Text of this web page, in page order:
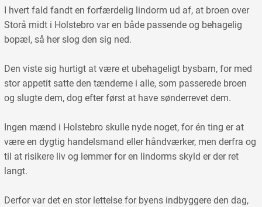
I hvert fald fandt en forfærdelig lindorm ud af, at broen over
Storå midt i Holstebro var en både passende og behagelig
bopæl, så her slog den sig ned.
Den viste sig hurtigt at være et ubehageligt bysbarn, for med
stor appetit satte den tænderne i alle, som passerede broen
og slugte dem, dog efter først at have sønderrevet dem.
Ingen mænd i Holstebro skulle nyde noget, for én ting er at
være en dygtig handelsmand eller håndværker, men derfra og
til at risikere liv og lemmer for en lindorms skyld er der ret
langt.
Derfor var det en stor lettelse for byens indbyggere den dag,